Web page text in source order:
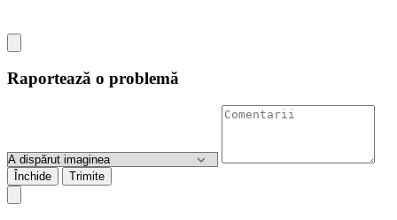
Raportează o problemă
Închide Trimite